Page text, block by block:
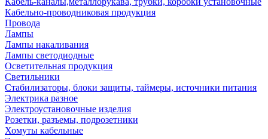
Кабельно-проводниковая продукция
Провода
Лампы
Лампы накаливания
Лампы светодиодные
Осветительная продукция
Светильники
Стабилизаторы, блоки защиты, таймеры, источники питания
Электрика разное
Электроустановочные изделия
Розетки, разъемы, подрозетники
Хомуты кабельные